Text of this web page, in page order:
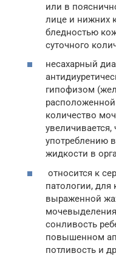
или в
лице и нижних
бледностью
суточного
несахарный
гипофизом
количество
употреблению
жидкости в
относится к
патологии, для
выраженной
сонливость
повышенном
потливость и